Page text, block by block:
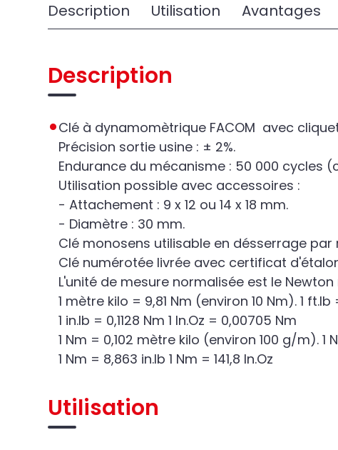
Description Utilisation Avantages
Description
Clé à dynamomètrique FACOM avec
Précision sortie usine : ± 2%.
Endurance du mécanisme : 50 000 cycles
Utilisation possible avec accessoires :
- Attachement : 9 x 12 ou 14 x 18 mm.
- Diamètre : 30 mm.
Clé monosens utilisable en désserrage
Clé numérotée livrée avec certificat
L'unité de mesure normalisée est le Newton
1 mètre kilo = 9,81 Nm (environ 10 Nm). 1 ft.lb
1 in.lb = 0,1128 Nm 1 In.Oz = 0,00705 Nm
1 Nm = 0,102 mètre kilo (environ 100 g/m). 1
1 Nm = 8,863 in.lb 1 Nm = 141,8 In.Oz
Utilisation